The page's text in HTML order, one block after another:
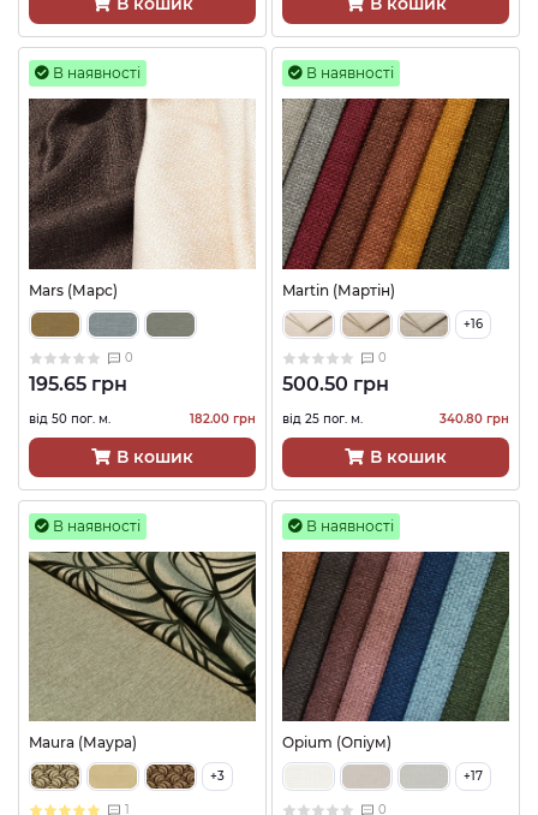
В наявності
Mars (Марс)
0
195.65 грн
від 50 пог. м. 182.00 грн
В кошик
В наявності
Martin (Мартін)
+16
0
500.50 грн
від 25 пог. м. 340.80 грн
В кошик
В наявності
Maura (Маура)
+3
1
В наявності
Opium (Опіум)
+17
0